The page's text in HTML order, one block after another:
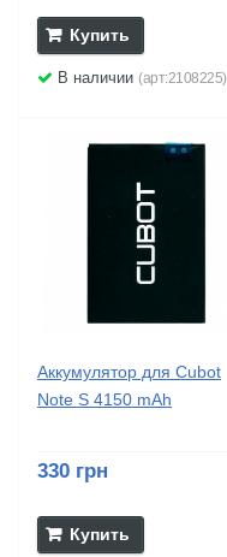
Купить
В наличии (арт:2108225)
Аккумулятор для Cubot
Note S 4150 mAh
330 грн
Купить